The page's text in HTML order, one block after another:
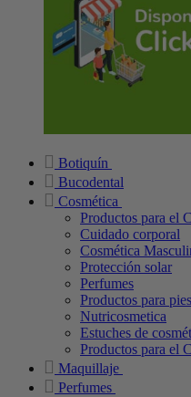
Botiquín
Bucodental
Cosmética
Productos para el
Cuidado corporal
Cosmética
Protección solar
Perfumes
Productos para
Nutricosmetica
Estuches de
Productos para el
Maquillaje
Perfumes